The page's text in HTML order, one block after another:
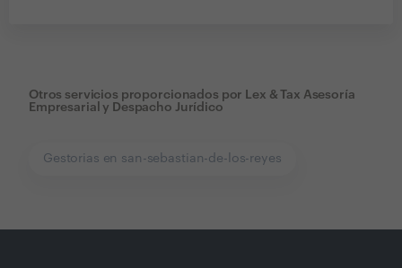
Otros servicios proporcionados por Lex & Tax Asesoría
Empresarial y Despacho Jurídico
Gestorias en san-sebastian-de-los-reyes